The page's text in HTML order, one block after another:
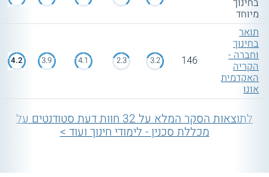
בחינוך
מיוחד
תואר
בחינוך
וחברה -
הקריה
האקדמית
אונו
146
3.2
2.3
4.1
3.9
4.2
לתוצאות הסקר המלא על 32 חוות דעת סטודנטים על
מכללת סכנין - לימודי חינוך ועוד >